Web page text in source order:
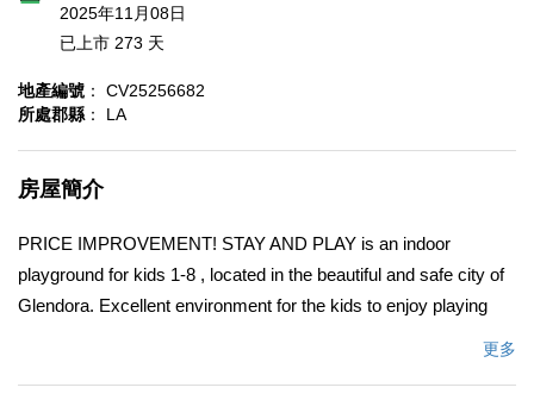
2025年11月08日
已上市 273 天
地產編號 ： CV25256682
所處郡縣 ： LA
房屋簡介
PRICE IMPROVEMENT! STAY AND PLAY is an indoor
playground for kids 1-8 , located in the beautiful and safe city of
Glendora. Excellent environment for the kids to enjoy playing
更多